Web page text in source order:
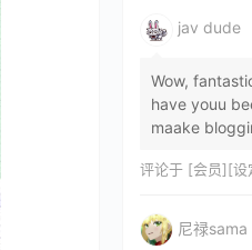
jav dude
Wow,
have youu
maake
magnificent,
评论于 [会员][设定
尼禄sama